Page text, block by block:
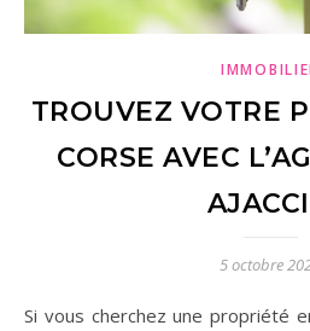
TROUVEZ VOTRE
CORSE AVEC
5 octobre
Si vous cherchez une propriété